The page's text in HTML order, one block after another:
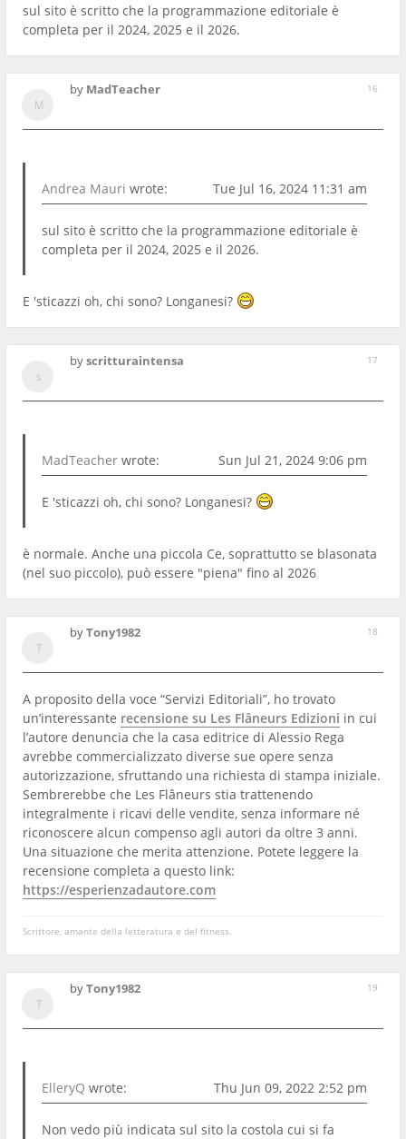
sul sito è scritto che la programmazione editoriale è
completa per il 2024, 2025 e il 2026.
16
by MadTeacher
Andrea Mauri wrote: Tue Jul 16, 2024 11:31 am
sul sito è scritto che la programmazione editoriale è
completa per il 2024, 2025 e il 2026.
E 'sticazzi oh, chi sono? Longanesi?
17
byscritturaintensa
MadTeacher wrote: Sun Jul 21, 2024 9:06 pm
E 'sticazzi oh, chi sono? Longanesi?
è normale. Anche una piccola Ce, soprattutto se blasonata
(nel suo piccolo), può essere "piena" fino al 2026
18
byTony1982
A proposito della voce “Servizi Editoriali”, ho trovato
un’interessante recensione su Les Flâneurs Edizioni in cui
l’autore denuncia che la casa editrice di Alessio Rega
avrebbe commercializzato diverse sue opere senza
autorizzazione, sfruttando una richiesta di stampa iniziale.
Sembrerebbe che Les Flâneurs stia trattenendo
integralmente i ricavi delle vendite, senza informare né
riconoscere alcun compenso agli autori da oltre 3 anni.
Una situazione che merita attenzione. Potete leggere la
recensione completa a questo link:
https://esperienzadautore.com
Scrittore, amante della letteratura e del fitness.
19
byTony1982
ElleryQ wrote: Thu Jun 09, 2022 2:52 pm
Non vedo più indicata sul sito la costola cui si fa